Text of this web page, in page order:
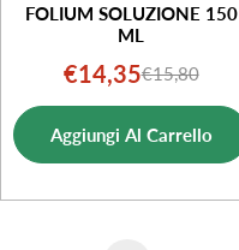
FOLIUM SOLUZIONE 150
ML
Prezzo
di
vendita
€14,35Prezzo
normale
€15,80
Aggiungi Al Carrello